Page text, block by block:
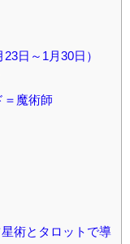
日～1月30日）
＝魔術師
術とタロットで導